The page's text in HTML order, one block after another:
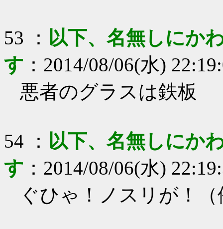
53 ： 以下、名無しにか
す ： 2014/08/06(水)
悪者のグラスは鉄板
54 ： 以下、名無しにか
す ： 2014/08/06(水)
ぐひゃ！ノスリが！（